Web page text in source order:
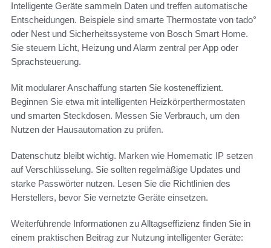
Intelligente Geräte sammeln Daten und treffen automatische
Entscheidungen. Beispiele sind smarte Thermostate von tado°
oder Nest und Sicherheitssysteme von Bosch Smart Home.
Sie steuern Licht, Heizung und Alarm zentral per App oder
Sprachsteuerung.
Mit modularer Anschaffung starten Sie kosteneffizient.
Beginnen Sie etwa mit intelligenten Heizkörperthermostaten
und smarten Steckdosen. Messen Sie Verbrauch, um den
Nutzen der Hausautomation zu prüfen.
Datenschutz bleibt wichtig. Marken wie Homematic IP setzen
auf Verschlüsselung. Sie sollten regelmäßige Updates und
starke Passwörter nutzen. Lesen Sie die Richtlinien des
Herstellers, bevor Sie vernetzte Geräte einsetzen.
Weiterführende Informationen zu Alltagseffizienz finden Sie in
einem praktischen Beitrag zur Nutzung intelligenter Geräte: